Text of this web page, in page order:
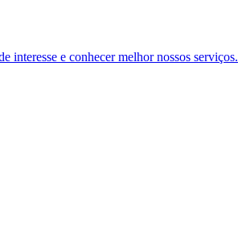
interesse e conhecer melhor nossos serviços.